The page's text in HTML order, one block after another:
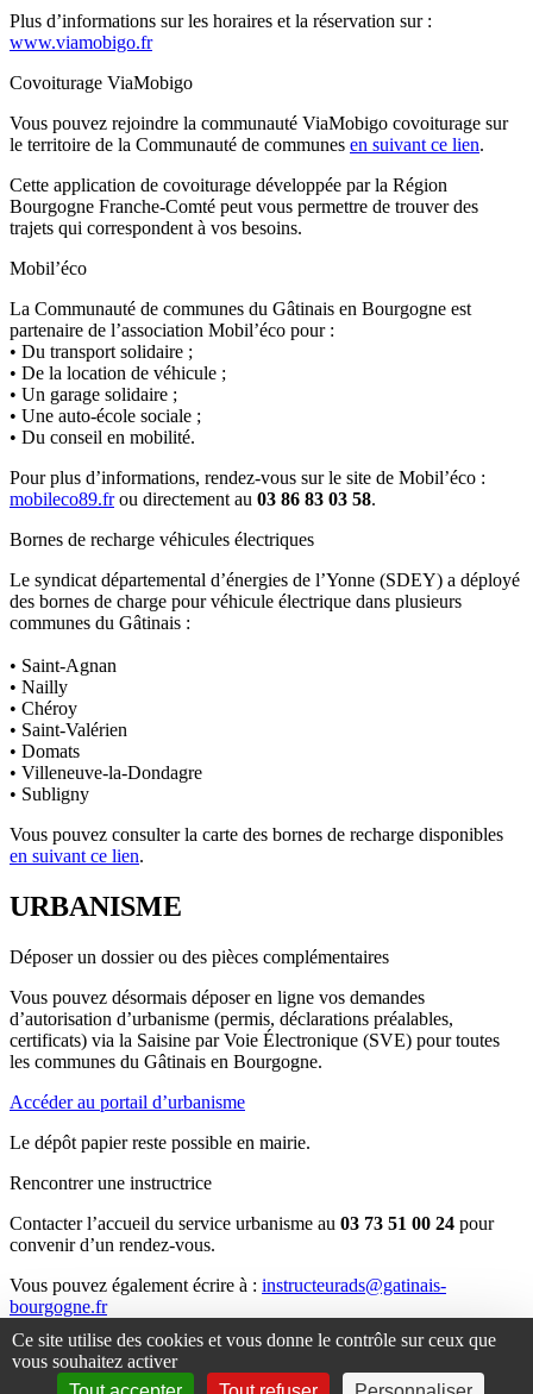
Ce site utilise des cookies et vous donne le contrôle sur ceux que
vous souhaitez activer
Plus d’informations sur les horaires et la réservation sur :
www.viamobigo.fr
Covoiturage ViaMobigo
Vous pouvez rejoindre la communauté ViaMobigo covoiturage sur
le territoire de la Communauté de communes en suivant ce lien.
Cette application de covoiturage développée par la Région
Bourgogne Franche-Comté peut vous permettre de trouver des
trajets qui correspondent à vos besoins.
Mobil’éco
La Communauté de communes du Gâtinais en Bourgogne est
partenaire de l’association Mobil’éco pour :
• Du transport solidaire ;
• De la location de véhicule ;
• Un garage solidaire ;
• Une auto-école sociale ;
• Du conseil en mobilité.
Pour plus d’informations, rendez-vous sur le site de Mobil’éco :
mobileco89.frou directement au 03 86 83 03 58.
Bornes de recharge véhicules électriques
Le syndicat départemental d’énergies de l’Yonne (SDEY) a déployé
des bornes de charge pour véhicule électrique dans plusieurs
communes du Gâtinais :
• Saint-Agnan
• Nailly
• Chéroy
• Saint-Valérien
• Domats
• Villeneuve-la-Dondagre
• Subligny
Vous pouvez consulter la carte des bornes de recharge disponibles
en suivant ce lien.
URBANISME
Déposer un dossier ou des pièces complémentaires
Vous pouvez désormais déposer en ligne vos demandes
d’autorisation d’urbanisme (permis, déclarations préalables,
certificats) via la Saisine par Voie Électronique (SVE) pour toutes
les communes du Gâtinais en Bourgogne.
Accéder au portail d’urbanisme
Le dépôt papier reste possible en mairie.
Rencontrer une instructrice
Contacter l’accueil du service urbanisme au 03 73 51 00 24 pour
convenir d’un rendez-vous.
Vous pouvez également écrire à : instructeurads@gatinais-
bourgogne.fr
Consulter le PLUi
Le Plan Local d’Urbanisme Intercommunal (PLUi) est consultable